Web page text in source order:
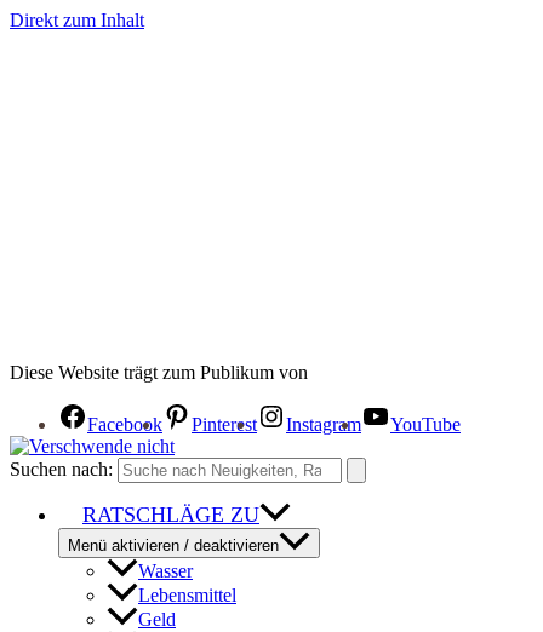
Direkt zum Inhalt
Diese Website trägt zum Publikum von
Facebook Pinterest Instagram YouTube
Suchen nach:
RATSCHLÄGE ZU
Menü aktivieren / deaktivieren
Wasser
Lebensmittel
Geld